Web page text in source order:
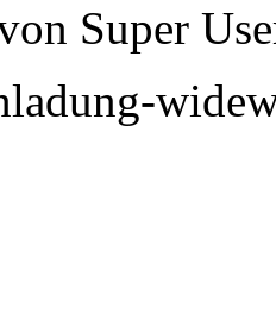
Super